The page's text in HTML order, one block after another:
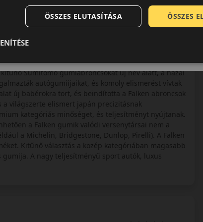
és a 3PMSF minősítésnek köszönhetően
a Sumitomo Gumiipari Vállalat. A cég elsődleges
Sumitomo gumiabroncsokat új név alatt, a hazai
autógumiijaikat, és komoly elismerést vívtak
új babérokra tört, és beindította a Falken abroncsok
világszerte elismert japán precizitásnak
kategóriás minőséget, és teljesítményt nyújtanak.
a Falken gumik valódi versenytársai nem a
a Michelin, Bridgestone, Dunlop, Pirelli). A Falken
Kitűnő választás a közép kategóriában magasabb
gumija. A nagy teljesítményű sport autók, luxus
ÖSSZES
ÖSSZES ELUTASÍTÁSA